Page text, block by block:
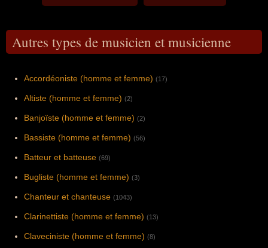
Autres types de musicien et musicienne
Accordéoniste (homme et femme) (17)
Altiste (homme et femme) (2)
Banjoïste (homme et femme) (2)
Bassiste (homme et femme) (56)
Batteur et batteuse (69)
Bugliste (homme et femme) (3)
Chanteur et chanteuse (1043)
Clarinettiste (homme et femme) (13)
Claveciniste (homme et femme) (8)